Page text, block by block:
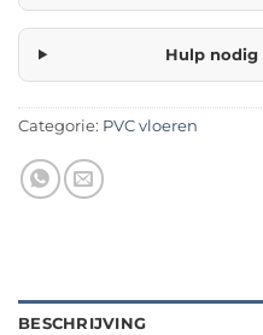
Hulp
Categorie: PVC vloeren
BESCHRIJVING